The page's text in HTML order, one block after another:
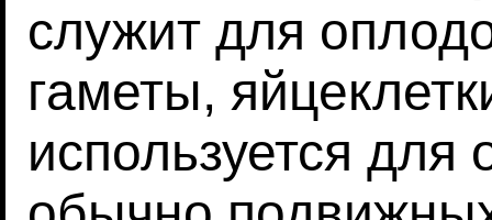
служит для
гаметы,
используется для